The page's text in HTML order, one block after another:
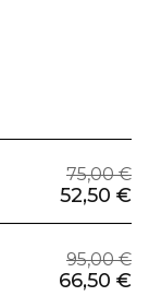
75,00 €
52,50 €
95,00 €
66,50 €